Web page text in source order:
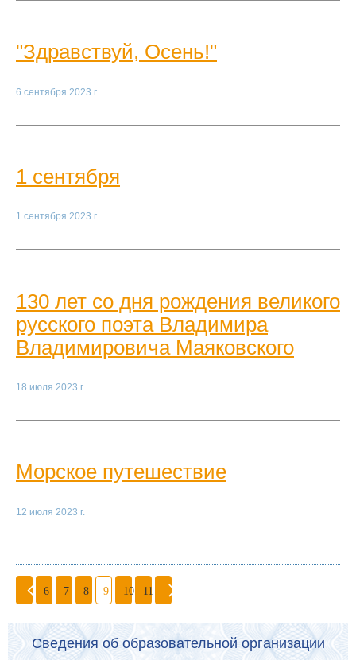
"Здравствуй, Осень!"
6 сентября 2023 г.
1 сентября
1 сентября 2023 г.
130 лет со дня рождения великого
русского поэта Владимира
Владимировича Маяковского
18 июля 2023 г.
Морское путешествие
12 июля 2023 г.
6 7 8 9 10 11
Сведения об образовательной организации